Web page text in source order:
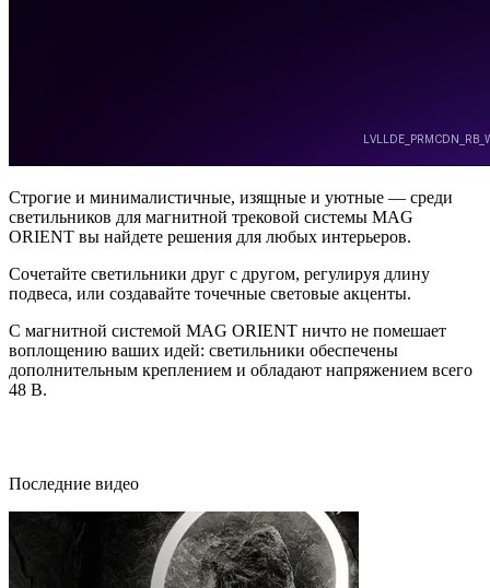
Строгие и минималистичные, изящные и уютные — среди
светильников для магнитной трековой системы MAG
ORIENT вы найдете решения для любых интерьеров.
Сочетайте светильники друг с другом, регулируя длину
подвеса, или создавайте точечные световые акценты.
С магнитной системой MAG ORIENT ничто не помешает
воплощению ваших идей: светильники обеспечены
дополнительным креплением и обладают напряжением всего
48 В.
Последние видео